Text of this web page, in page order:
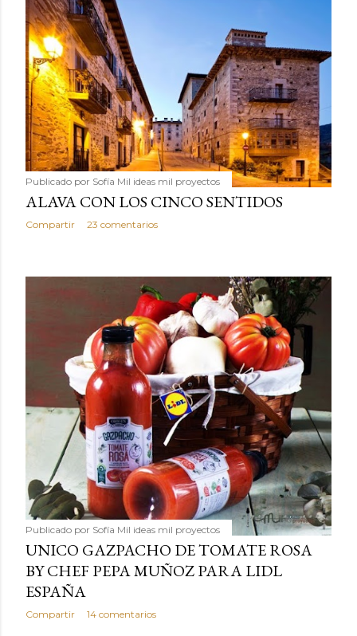
Publicado por Sofía Mil ideas mil proyectos
ALAVA CON LOS CINCO SENTIDOS
Compartir 23 comentarios
Publicado por Sofía Mil ideas mil proyectos
UNICO GAZPACHO DE TOMATE ROSA
BY CHEF PEPA MUÑOZ PARA LIDL
ESPAÑA
Compartir 14 comentarios